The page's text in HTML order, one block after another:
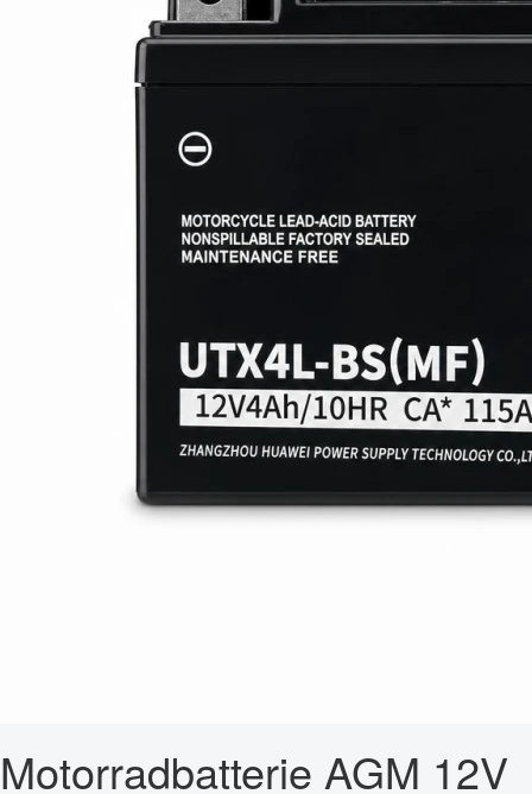
Motorradbatterie AGM 12V